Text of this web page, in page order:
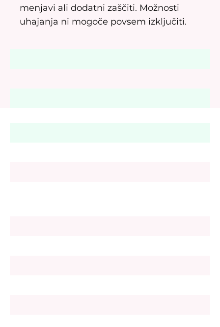
menjavi ali dodatni zaščiti. Možnosti
uhajanja ni mogoče povsem izključiti.